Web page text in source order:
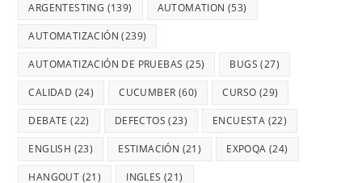
ARGENTESTING (139) AUTOMATION (53)
AUTOMATIZACIÓN (239)
AUTOMATIZACIÓN DE PRUEBAS (25) BUGS (27)
CALIDAD (24) CUCUMBER (60) CURSO (29)
DEBATE (22) DEFECTOS (23) ENCUESTA (22)
ENGLISH (23) ESTIMACIÓN (21) EXPOQA (24)
HANGOUT (21) INGLES (21)